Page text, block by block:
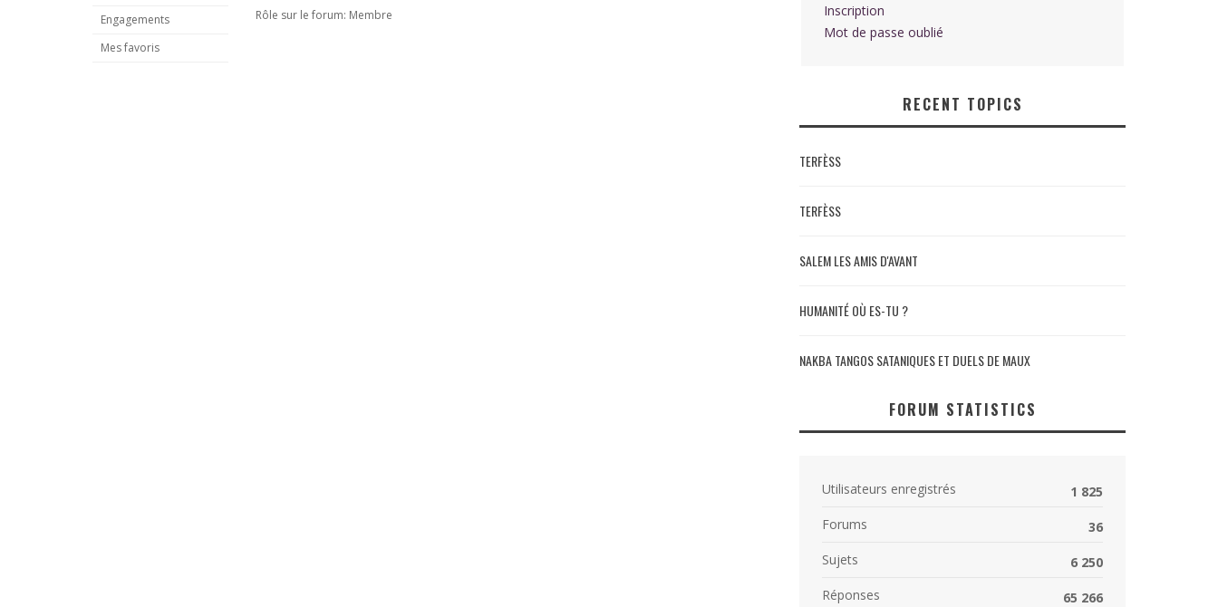
Engagements
Mes favoris
Rôle sur le forum: Membre
Inscription
Mot de passe oublié
RECENT TOPICS
TERFÈSS
TERFÈSS
SALEM LES AMIS D'AVANT
HUMANITÉ OÙ ES-TU ?
NAKBA TANGOS SATANIQUES ET DUELS DE MAUX
FORUM STATISTICS
Utilisateurs enregistrés
1 825
Forums
36
Sujets
6 250
Réponses
65 266